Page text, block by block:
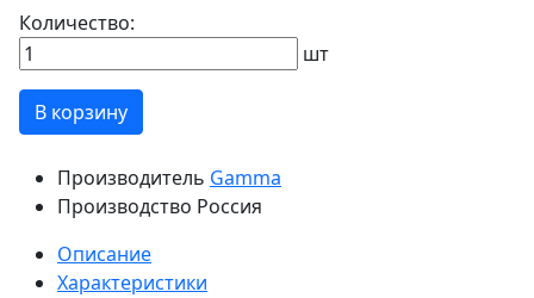
Количество:
шт
В корзину
Производитель Gamma
Производство Россия
Описание
Характеристики